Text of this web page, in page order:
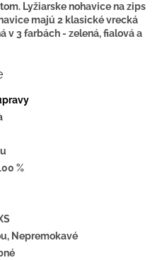
Lyžiarske nohavice na zips
majú 2 klasické vrecká
v 3 farbách - zelená, fialová a
%
Nepremokavé